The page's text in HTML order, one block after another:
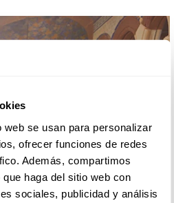
se usan para personalizar
ofrecer funciones de redes
Además, compartimos
haga del sitio web con
sociales, publicidad y análisis